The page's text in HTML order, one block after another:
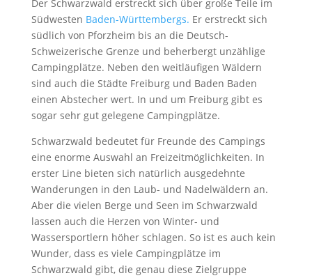
Der Schwarzwald erstreckt sich über große Teile im
Südwesten Baden-Württembergs. Er erstreckt sich
südlich von Pforzheim bis an die Deutsch-
Schweizerische Grenze und beherbergt unzählige
Campingplätze. Neben den weitläufigen Wäldern
sind auch die Städte Freiburg und Baden Baden
einen Abstecher wert. In und um Freiburg gibt es
sogar sehr gut gelegene Campingplätze.
Schwarzwald bedeutet für Freunde des Campings
eine enorme Auswahl an Freizeitmöglichkeiten. In
erster Line bieten sich natürlich ausgedehnte
Wanderungen in den Laub- und Nadelwäldern an.
Aber die vielen Berge und Seen im Schwarzwald
lassen auch die Herzen von Winter- und
Wassersportlern höher schlagen. So ist es auch kein
Wunder, dass es viele Campingplätze im
Schwarzwald gibt, die genau diese Zielgruppe